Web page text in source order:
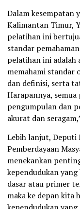
Dalam kesempatan
Kalimantan Timur,
pelatihan ini
standar
pelatihan ini adalah
memahami standar
dan definisi, serta
Harapannya,
pengumpulan dan
akurat dan
Lebih lanjut, Deputi
Pemberdayaan
menekankan
kependudukan
dasar atau primer
maka ke depan kita